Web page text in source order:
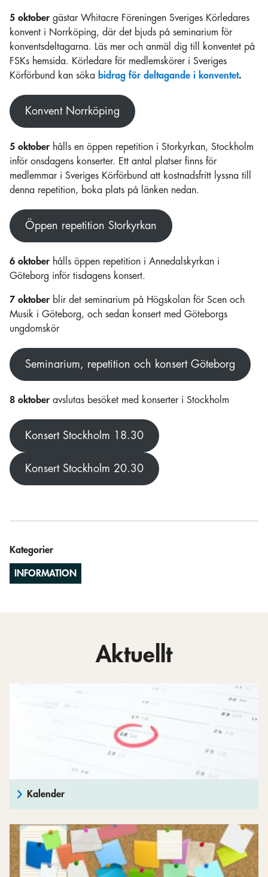
5 oktober gästar Whitacre Föreningen Sveriges Körledares
konvent i Norrköping, där det bjuds på seminarium för
konventsdeltagarna. Läs mer och anmäl dig till konventet på
FSKs hemsida. Körledare för medlemskörer i Sveriges
Körförbund kan söka bidrag för deltagande i konventet.
Konvent Norrköping
5 oktober hålls en öppen repetition i Storkyrkan, Stockholm
inför onsdagens konserter. Ett antal platser finns för
medlemmar i Sveriges Körförbund att kostnadsfritt lyssna till
denna repetition, boka plats på länken nedan.
Öppen repetition Storkyrkan
6 oktober hålls öppen repetition i Annedalskyrkan i
Göteborg inför tisdagens konsert.
7 oktober blir det seminarium på Högskolan för Scen och
Musik i Göteborg, och sedan konsert med Göteborgs
ungdomskör
Seminarium, repetition och konsert Göteborg
8 oktober avslutas besöket med konserter i Stockholm
Konsert Stockholm 18.30
Konsert Stockholm 20.30
Kategorier
INFORMATION
Aktuellt
Kalender